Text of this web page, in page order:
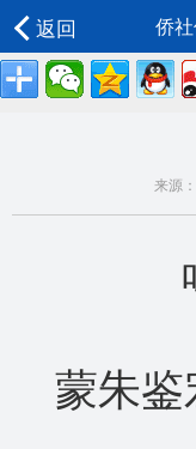
返回 侨
来源
蒙朱